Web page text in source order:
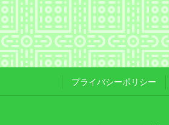
プライバシーポリシー